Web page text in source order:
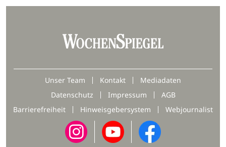
Unser Team Kontakt
Mediadaten
Datenschutz
Impressum
AGB
Barrierefreiheit
Hinweisgebersystem Webjournalist